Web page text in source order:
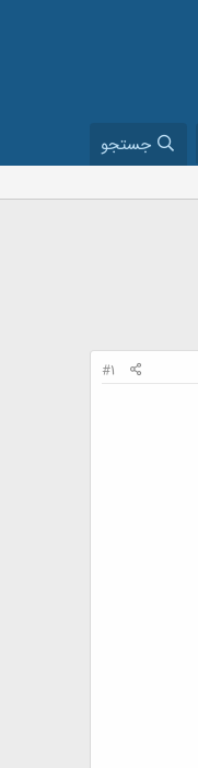
جستجو
#1